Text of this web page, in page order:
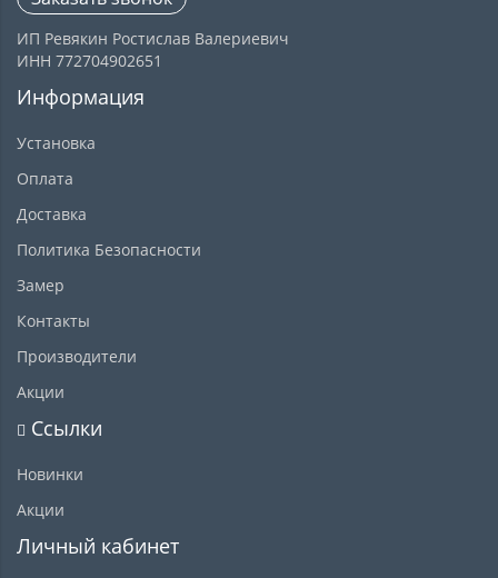
ИП Ревякин Ростислав Валериевич
ИНН 772704902651
Информация
Установка
Оплата
Доставка
Политика Безопасности
Замер
Контакты
Производители
Акции
Ссылки
Новинки
Акции
Личный кабинет